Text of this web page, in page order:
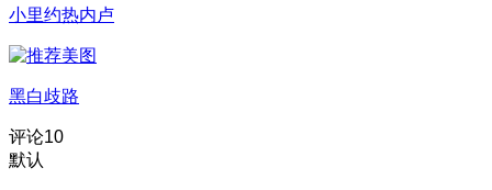
小里约热内卢
黑白歧路
评论10
默认